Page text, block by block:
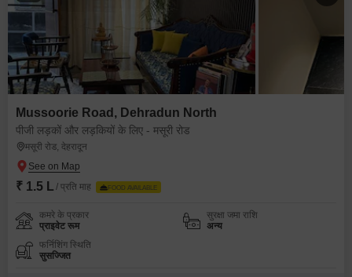
Mussoorie Road, Dehradun North
पीजी लड़कों और लड़कियों के लिए - मसूरी रोड
मसूरी रोड, देहरादून
₹ 1.5 L / प्रति माह FOOD AVAILABLE
कमरे के प्रकार
प्राइवेट रूम
सुरक्षा जमा राशि
अन्य
फर्निशिंग स्थिति
सुसज्जित